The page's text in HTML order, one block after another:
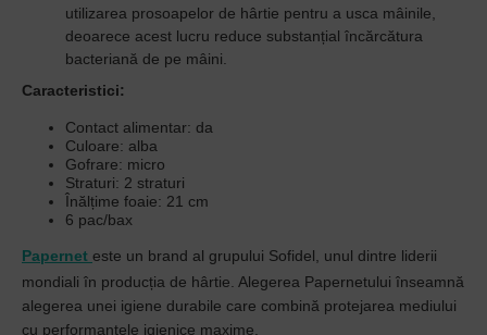
utilizarea prosoapelor de hârtie pentru a usca mâinile,
deoarece acest lucru reduce substanțial încărcătura
bacteriană de pe mâini.
Caracteristici:
Contact alimentar: da
Culoare: alba
Gofrare: micro
Straturi: 2 straturi
Înălțime foaie: 21 cm
6 pac/bax
Papernet este un brand al grupului Sofidel, unul dintre liderii
mondiali în producția de hârtie. Alegerea Papernetului înseamnă
alegerea unei igiene durabile care combină protejarea mediului
cu performanțele igienice maxime.